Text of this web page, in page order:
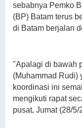
sebabnya Pemko
(BP) Batam terus
di Batam berjalan
"Apalagi di bawah
(Muhammad Rudi)
koordinasi ini
mengikuti rapat
pusat, Jumat (28/5/